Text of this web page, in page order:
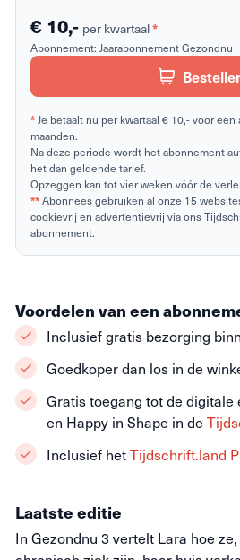
€ 10,- per kwartaal*
Abonnement: Jaarabonnement Gezondnu
*Je betaalt nu per kwartaal € 10,- voor
maanden.
Na deze periode wordt het abonnement
het dan geldende tarief.
Opzeggen kan tot vier weken vóór de
**Abonnees gebruiken al onze 15
cookievrij en advertentievrij via ons
abonnement.
Laatste editie
In Gezondnu 3 vertelt Lara hoe
Voordelen van een
Inclusief gratis bezorging
Goedkoper dan los in de
Gratis toegang tot de digitale
en Happy in Shape in de
Inclusief hetTijdschrift.land